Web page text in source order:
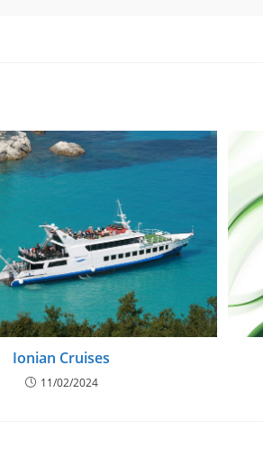
Ionian Cruises
11/02/2024